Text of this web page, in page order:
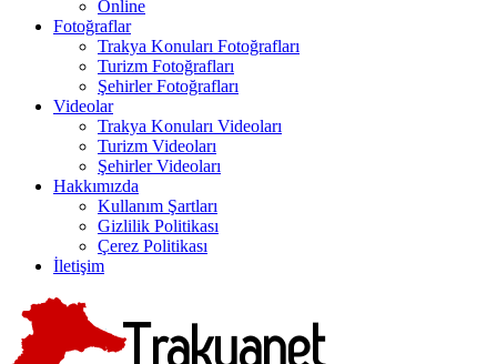
Online
Fotoğraflar
Trakya Konuları Fotoğrafları
Turizm Fotoğrafları
Şehirler Fotoğrafları
Videolar
Trakya Konuları Videoları
Turizm Videoları
Şehirler Videoları
Hakkımızda
Kullanım Şartları
Gizlilik Politikası
Çerez Politikası
İletişim